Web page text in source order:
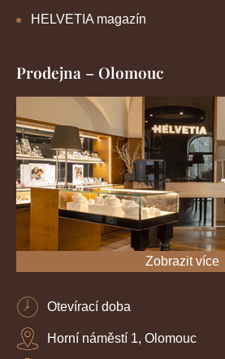
HELVETIA magazín
Prodejna – Olomouc
Zobrazit více
Otevírací doba
Horní náměstí 1, Olomouc